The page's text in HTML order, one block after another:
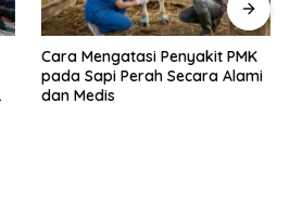
Dosis dan Cara Pemupukan
Tanaman Padi pada Fase
Vegetatif Aktif yang Tepat